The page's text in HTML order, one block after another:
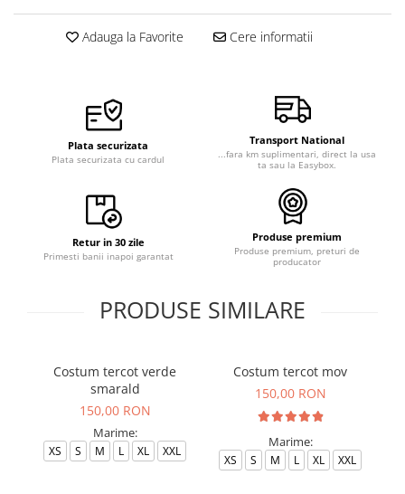
Adauga la Favorite Cere informatii
Plata securizata
Plata securizata cu cardul
Transport National
...fara km suplimentari, direct la usa
ta sau la Easybox.
Retur in 30 zile
Primesti banii inapoi garantat
Produse premium
Produse premium, preturi de
producator
PRODUSE SIMILARE
Costum tercot verde
smarald
150,00 RON
Marime:
XS S M L XL XXL
Costum tercot mov
150,00 RON
Marime:
XS S M L XL XXL